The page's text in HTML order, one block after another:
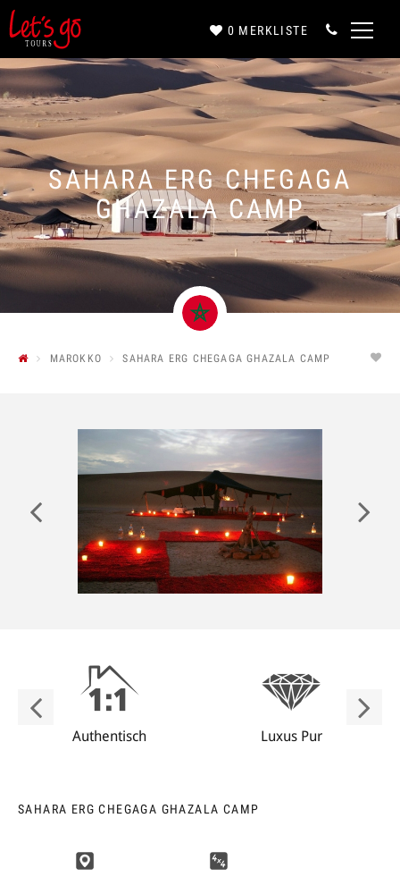
0 MERKLISTE
SAHARA ERG CHEGAGA
GHAZALA CAMP
MAROKKO SAHARA ERG CHEGAGA GHAZALA CAMP
Authentisch Luxus Pur
SAHARA ERG CHEGAGA GHAZALA CAMP
Anrede*
Vorname*
Nachname*